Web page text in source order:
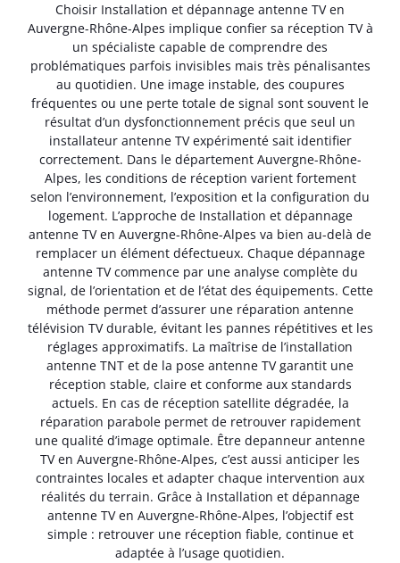
Choisir Installation et dépannage antenne TV en
Auvergne-Rhône-Alpes implique confier sa réception TV à
un spécialiste capable de comprendre des
problématiques parfois invisibles mais très pénalisantes
au quotidien. Une image instable, des coupures
fréquentes ou une perte totale de signal sont souvent le
résultat d’un dysfonctionnement précis que seul un
installateur antenne TV expérimenté sait identifier
correctement. Dans le département Auvergne-Rhône-
Alpes, les conditions de réception varient fortement
selon l’environnement, l’exposition et la configuration du
logement. L’approche de Installation et dépannage
antenne TV en Auvergne-Rhône-Alpes va bien au-delà de
remplacer un élément défectueux. Chaque dépannage
antenne TV commence par une analyse complète du
signal, de l’orientation et de l’état des équipements. Cette
méthode permet d’assurer une réparation antenne
télévision TV durable, évitant les pannes répétitives et les
réglages approximatifs. La maîtrise de l’installation
antenne TNT et de la pose antenne TV garantit une
réception stable, claire et conforme aux standards
actuels. En cas de réception satellite dégradée, la
réparation parabole permet de retrouver rapidement
une qualité d’image optimale. Être depanneur antenne
TV en Auvergne-Rhône-Alpes, c’est aussi anticiper les
contraintes locales et adapter chaque intervention aux
réalités du terrain. Grâce à Installation et dépannage
antenne TV en Auvergne-Rhône-Alpes, l’objectif est
simple : retrouver une réception fiable, continue et
adaptée à l’usage quotidien.